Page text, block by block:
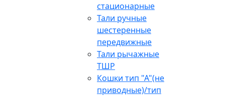
стационарные
Тали ручные
шестеренные
передвижные
Тали рычажные
ТШР
Кошки тип "А"(не
приводные)/тип